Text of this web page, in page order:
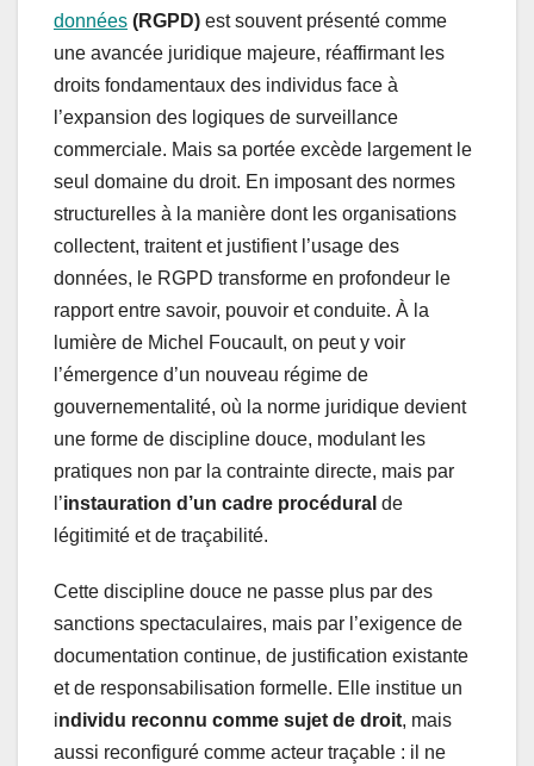
données (RGPD) est souvent présenté comme
une avancée juridique majeure, réaffirmant les
droits fondamentaux des individus face à
l’expansion des logiques de surveillance
commerciale. Mais sa portée excède largement le
seul domaine du droit. En imposant des normes
structurelles à la manière dont les organisations
collectent, traitent et justifient l’usage des
données, le RGPD transforme en profondeur le
rapport entre savoir, pouvoir et conduite. À la
lumière de Michel Foucault, on peut y voir
l’émergence d’un nouveau régime de
gouvernementalité, où la norme juridique devient
une forme de discipline douce, modulant les
pratiques non par la contrainte directe, mais par
l’instauration d’un cadre procédural de
légitimité et de traçabilité.
Cette discipline douce ne passe plus par des
sanctions spectaculaires, mais par l’exigence de
documentation continue, de justification existante
et de responsabilisation formelle. Elle institue un
individu reconnu comme sujet de droit, mais
aussi reconfiguré comme acteur traçable : il ne